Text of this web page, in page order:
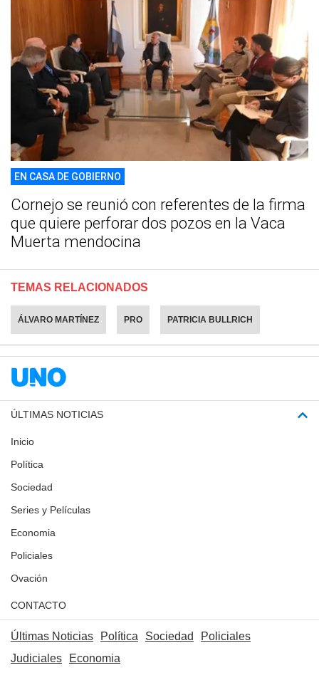
EN CASA DE GOBIERNO
Cornejo se reunió con referentes de la firma
que quiere perforar dos pozos en la Vaca
Muerta mendocina
TEMAS RELACIONADOS
ÁLVARO MARTÍNEZ PRO PATRICIA BULLRICH
ÚLTIMAS NOTICIAS
Inicio
Política
Sociedad
Series y Películas
Economia
Policiales
Ovación
CONTACTO
Últimas Noticias Política Sociedad
Policiales
Judiciales
Economia